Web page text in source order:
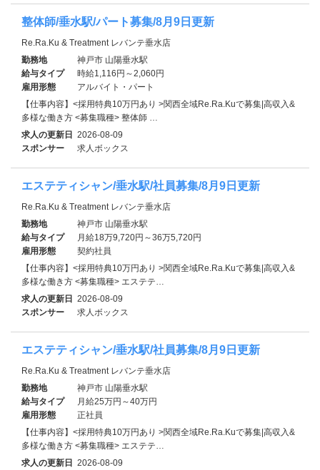
整体師/垂水駅/パート募集/8月9日更新
Re.Ra.Ku & Treatment レバンテ垂水店
勤務地
神戸市 山陽垂水駅
給与タイプ
時給1,116円～2,060円
雇用形態
アルバイト・パート
【仕事内容】<採用特典10万円あり >関西全域Re.Ra.Kuで募集|高収入&
多様な働き方 <募集職種> 整体師 …
求人の更新日 2026-08-09
スポンサー
求人ボックス
エステティシャン/垂水駅/社員募集/8月9日更新
Re.Ra.Ku & Treatment レバンテ垂水店
勤務地
神戸市 山陽垂水駅
給与タイプ
月給18万9,720円～36万5,720円
雇用形態
契約社員
【仕事内容】<採用特典10万円あり >関西全域Re.Ra.Kuで募集|高収入&
多様な働き方 <募集職種> エステテ…
求人の更新日 2026-08-09
スポンサー
求人ボックス
エステティシャン/垂水駅/社員募集/8月9日更新
Re.Ra.Ku & Treatment レバンテ垂水店
勤務地
神戸市 山陽垂水駅
給与タイプ
月給25万円～40万円
雇用形態
正社員
【仕事内容】<採用特典10万円あり >関西全域Re.Ra.Kuで募集|高収入&
多様な働き方 <募集職種> エステテ…
求人の更新日 2026-08-09